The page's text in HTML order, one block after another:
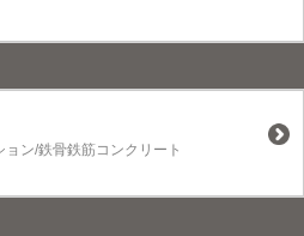
ン/鉄骨鉄筋コンクリート